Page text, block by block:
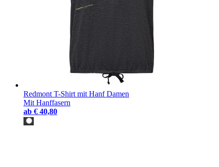
Redmont T-Shirt mit Hanf Damen
Mit Hanffasern
ab € 40,80